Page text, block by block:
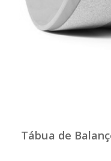
Tábua de